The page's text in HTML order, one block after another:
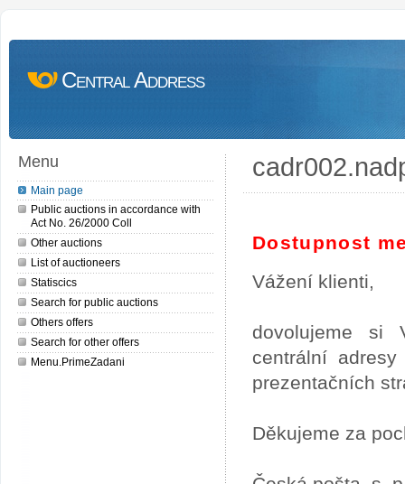
Central Address
Menu
Main page
Public auctions in accordance with
Act No. 26/2000 Coll
Other auctions
List of auctioneers
Statiscics
Search for public auctions
Others offers
Search for other offers
Menu.PrimeZadani
Dostupnost
Vážení klienti,
dovolujeme si
centrální
prezentačních
Děkujeme za